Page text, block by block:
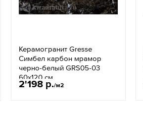
Керамогранит Gresse
Симбел карбон мрамор
черно-белый GRS05-03
60х120 см
2'198 р./м2